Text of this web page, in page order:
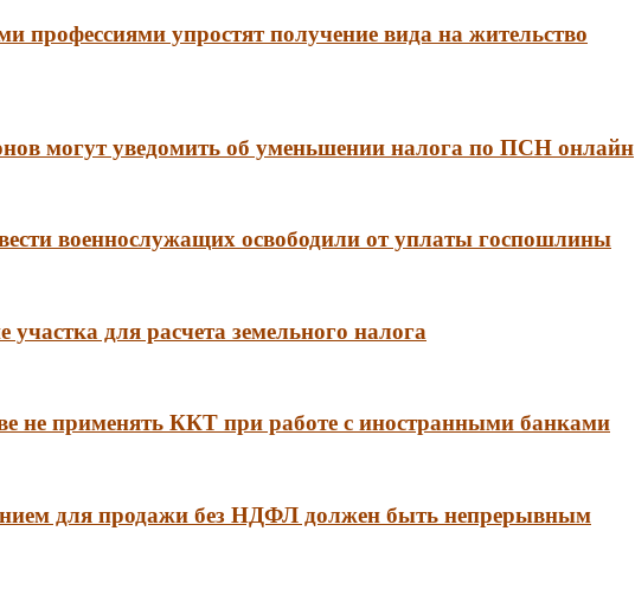
профессиями упростят получение вида на жительство
могут уведомить об уменьшении налога по ПСН онлайн
военнослужащих освободили от уплаты госпошлины
участка для расчета земельного налога
не применять ККТ при работе с иностранными банками
для продажи без НДФЛ должен быть непрерывным